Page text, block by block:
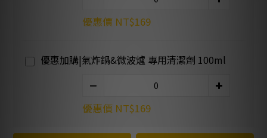
優惠價 NT$169
優惠加購|氣炸鍋&微波爐 專用清潔劑 100ml
優惠價 NT$169